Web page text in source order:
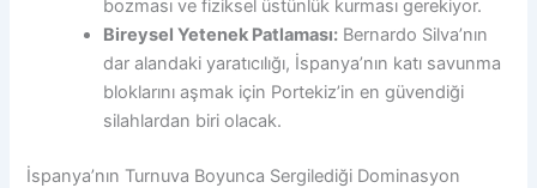
bozması ve fiziksel üstünlük kurması gerekiyor.
Bireysel Yetenek Patlaması: Bernardo Silva’nın
dar alandaki yaratıcılığı, İspanya’nın katı savunma
bloklarını aşmak için Portekiz’in en güvendiği
silahlardan biri olacak.
İspanya’nın Turnuva Boyunca Sergilediği Dominasyon